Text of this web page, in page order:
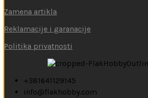
Zamena artikla
Reklamacije i garanacije
Politika privatnosti
+381641129145
info@flakhobby.com